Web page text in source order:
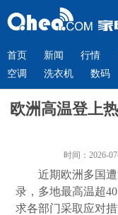
首页 新闻 行情
空调
洗衣机 数码
欧洲高温登上
时间：2026-
近期欧洲多国
录，多地最高温超
求各部门采取应对